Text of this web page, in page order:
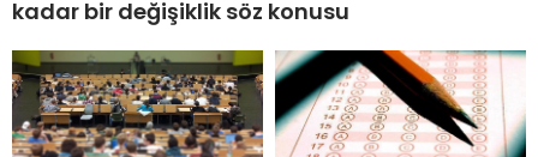
kadar bir değişiklik söz konusu